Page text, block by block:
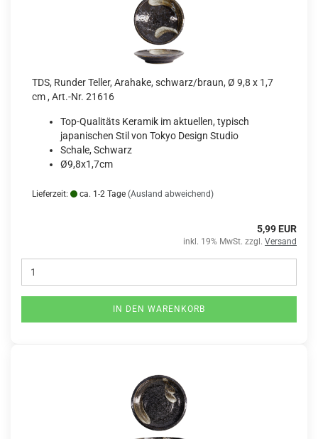
TDS, Runder Teller, Arahake, schwarz/braun, Ø 9,8 x 1,7
cm , Art.-Nr. 21616
Top-Qualitäts Keramik im aktuellen, typisch
japanischen Stil von Tokyo Design Studio
Schale, Schwarz
Ø9,8x1,7cm
Lieferzeit: ca. 1-2 Tage (Ausland abweichend)
5,99 EUR
inkl. 19% MwSt. zzgl. Versand
IN DEN WARENKORB